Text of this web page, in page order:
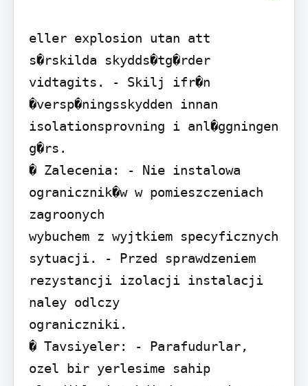
eller explosion utan att
s�rskilda skydds�tg�rder
vidtagits. - Skilj ifr�n
�versp�ningsskydden innan
isolationsprovning i anl�ggningen
g�rs.
� Zalecenia: - Nie instalowa
ogranicznik�w w pomieszczeniach
zagroonych
wybuchem z wyjtkiem specyficznych
sytuacji. - Przed sprawdzeniem
rezystancji izolacji instalacji
naley odlczy
ograniczniki.
� Tavsiyeler: - Parafudurlar,
ozel bir yerlesime sahip